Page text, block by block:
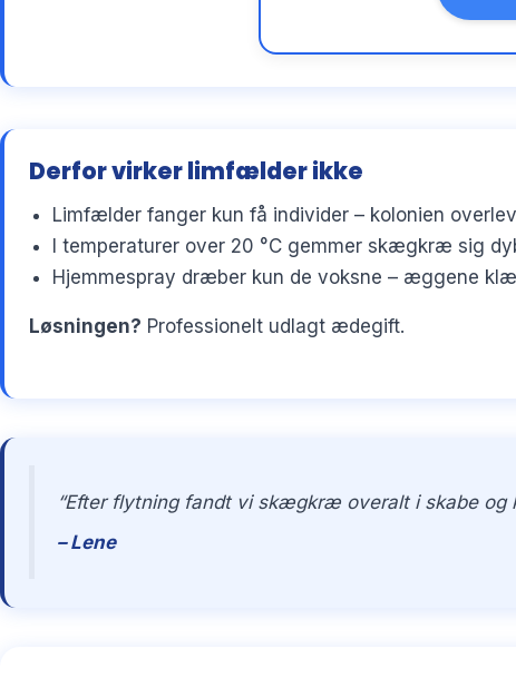
Derfor virker limfælder ikke
Limfælder fanger kun få individer – kolonien
I temperaturer over 20 °C gemmer skægkræ sig
Hjemmespray dræber kun de voksne – æggene
Løsningen? Professionelt udlagt ædegift.
“Efter flytning fandt vi skægkræ overalt i skabe og
– Lene